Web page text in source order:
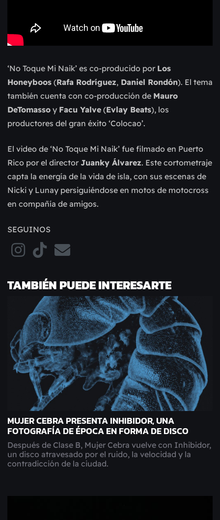
‘No Toque Mi Naik’ es co-producido por Los
Honeyboos (Rafa Rodríguez, Daniel Rondón). El tema
también cuenta con co-producción de Mauro
DeTomasso y Facu Yalve (Evlay Beats), los
productores del gran éxito ‘Colocao’.
El video de ‘No Toque Mi Naik’ fue filmado en Puerto
Rico por el director Juanky Álvarez. Este cortometraje
capta la energía de la vida de isla, con sus escenas de
Nicki y Lunay persiguiéndose en motos de motocross
en compañía de amigos.
SEGUINOS
TAMBIÉN PUEDE INTERESARTE
MUJER CEBRA PRESENTA INHIBIDOR, UNA
FOTOGRAFÍA DE ÉPOCA EN FORMA DE DISCO
Después de Clase B, Mujer Cebra vuelve con Inhibidor,
un disco atravesado por el ruido, la velocidad y la
contradicción de la ciudad.